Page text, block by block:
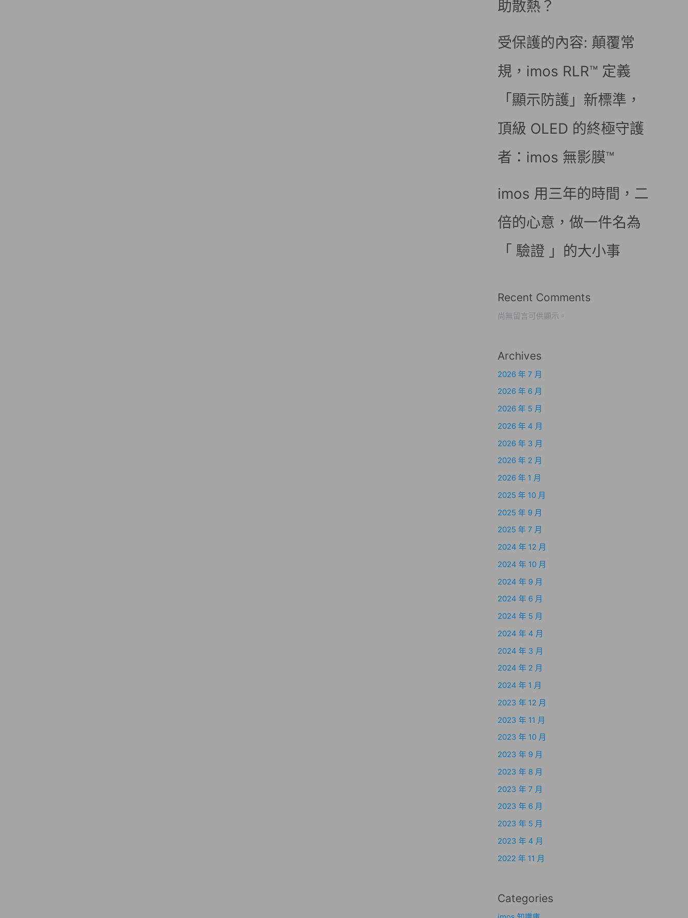
助散熱？
受保護的內容: 顛覆常
規，imos RLR™ 定義
「顯示防護」新標準，
頂級 OLED 的終極守護
者：imos 無影膜™
imos 用三年的時間，二
倍的心意，做一件名為
「 驗證 」的大小事
Recent Comments
尚無留言可供顯示。
Archives
2026 年 7 月
2026 年 6 月
2026 年 5 月
2026 年 4 月
2026 年 3 月
2026 年 2 月
2026 年 1 月
2025 年 10 月
2025 年 9 月
2025 年 7 月
2024 年 12 月
2024 年 10 月
2024 年 9 月
2024 年 6 月
2024 年 5 月
2024 年 4 月
2024 年 3 月
2024 年 2 月
2024 年 1 月
2023 年 12 月
2023 年 11 月
2023 年 10 月
2023 年 9 月
2023 年 8 月
2023 年 7 月
2023 年 6 月
2023 年 5 月
2023 年 4 月
2022 年 11 月
Categories